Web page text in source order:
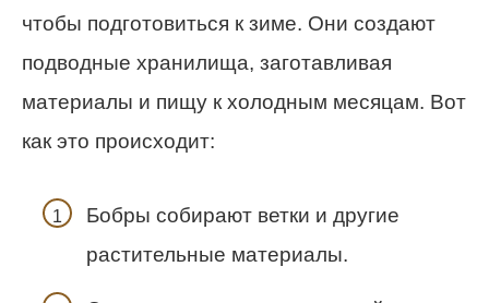
чтобы подготовиться к зиме. Они создают
подводные хранилища, заготавливая
материалы и пищу к холодным месяцам. Вот
как это происходит:
Бобры собирают ветки и другие
растительные материалы.